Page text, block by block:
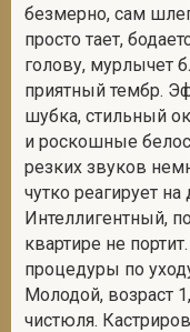
безмерно, сам
просто тает,
голову, мурлычет
приятный тембр.
шубка, стильный
и роскошные
резких звуков
чутко реагирует
Интеллигентный,
квартире не
процедуры по
Молодой, возраст
чистюля.